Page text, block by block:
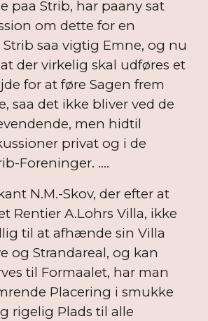
paa Strib, har paany sat
om dette for en
saa vigtig Emne, og nu
der virkelig skal udføres et
for at føre Sagen frem
saa det ikke bliver ved de
men hidtil
privat og i de
Foreninger. ....
N.M.-Skov, der efter at
Rentier A.Lohrs Villa, ikke
til at afhænde sin Villa
og Strandareal, og kan
til Formaalet, har man
Placering i smukke
rigelig Plads til alle